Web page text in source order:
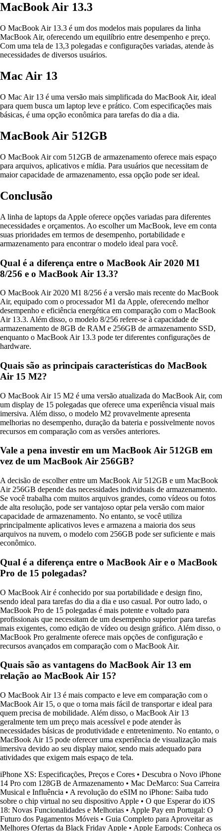
MacBook Air 13.3
O MacBook Air 13.3 é um dos modelos mais populares da linha
MacBook Air, oferecendo um equilíbrio entre desempenho e preço.
Com uma tela de 13,3 polegadas e configurações variadas, atende às
necessidades de diversos usuários.
Mac Air 13
O Mac Air 13 é uma versão mais simplificada do MacBook Air, ideal
para quem busca um laptop leve e prático. Com especificações mais
básicas, é uma opção econômica para tarefas do dia a dia.
MacBook Air 512GB
O MacBook Air com 512GB de armazenamento oferece mais espaço
para arquivos, aplicativos e mídia. Para usuários que necessitam de
maior capacidade de armazenamento, essa opção pode ser ideal.
Conclusão
A linha de laptops da Apple oferece opções variadas para diferentes
necessidades e orçamentos. Ao escolher um MacBook, leve em conta
suas prioridades em termos de desempenho, portabilidade e
armazenamento para encontrar o modelo ideal para você.
Qual é a diferença entre o MacBook Air 2020 M1
8/256 e o MacBook Air 13.3?
O MacBook Air 2020 M1 8/256 é a versão mais recente do MacBook
Air, equipado com o processador M1 da Apple, oferecendo melhor
desempenho e eficiência energética em comparação com o MacBook
Air 13.3. Além disso, o modelo 8/256 refere-se à capacidade de
armazenamento de 8GB de RAM e 256GB de armazenamento SSD,
enquanto o MacBook Air 13.3 pode ter diferentes configurações de
hardware.
Quais são as principais características do MacBook
Air 15 M2?
O MacBook Air 15 M2 é uma versão atualizada do MacBook Air, com
um display de 15 polegadas que oferece uma experiência visual mais
imersiva. Além disso, o modelo M2 provavelmente apresenta
melhorias no desempenho, duração da bateria e possivelmente novos
recursos em comparação com as versões anteriores.
Vale a pena investir em um MacBook Air 512GB em
vez de um MacBook Air 256GB?
A decisão de escolher entre um MacBook Air 512GB e um MacBook
Air 256GB depende das necessidades individuais de armazenamento.
Se você trabalha com muitos arquivos grandes, como vídeos ou fotos
de alta resolução, pode ser vantajoso optar pela versão com maior
capacidade de armazenamento. No entanto, se você utiliza
principalmente aplicativos leves e armazena a maioria dos seus
arquivos na nuvem, o modelo com 256GB pode ser suficiente e mais
econômico.
Qual é a diferença entre o MacBook Air e o MacBook
Pro de 15 polegadas?
O MacBook Air é conhecido por sua portabilidade e design fino,
sendo ideal para tarefas do dia a dia e uso casual. Por outro lado, o
MacBook Pro de 15 polegadas é mais potente e voltado para
profissionais que necessitam de um desempenho superior para tarefas
mais exigentes, como edição de vídeo ou design gráfico. Além disso, o
MacBook Pro geralmente oferece mais opções de configuração e
recursos avançados em comparação com o MacBook Air.
Quais são as vantagens do MacBook Air 13 em
relação ao MacBook Air 15?
O MacBook Air 13 é mais compacto e leve em comparação com o
MacBook Air 15, o que o torna mais fácil de transportar e ideal para
quem precisa de mobilidade. Além disso, o MacBook Air 13
geralmente tem um preço mais acessível e pode atender às
necessidades básicas de produtividade e entretenimento. No entanto, o
MacBook Air 15 pode oferecer uma experiência de visualização mais
imersiva devido ao seu display maior, sendo mais adequado para
atividades que exigem mais espaço de tela.
iPhone XS: Especificações, Preços e Cores • Descubra o Novo iPhone
14 Pro com 128GB de Armazenamento • Mac DeMarco: Sua Carreira
Musical e Influência • A revolução do eSIM no iPhone: Saiba tudo
sobre o chip virtual no seu dispositivo Apple • O que Esperar do iOS
18: Novas Funcionalidades e Melhorias • Apple Pay em Portugal: O
Futuro dos Pagamentos Móveis • Guia Completo para Aproveitar as
Melhores Ofertas da Black Friday Apple • Apple Earpods: Conheça os